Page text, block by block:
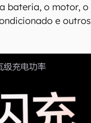
bateria, o motor, o
e outros